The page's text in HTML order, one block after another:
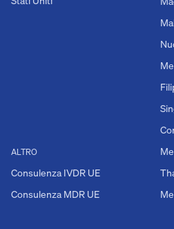
ALTRO
Consulenza IVDR UE
Consulenza MDR UE